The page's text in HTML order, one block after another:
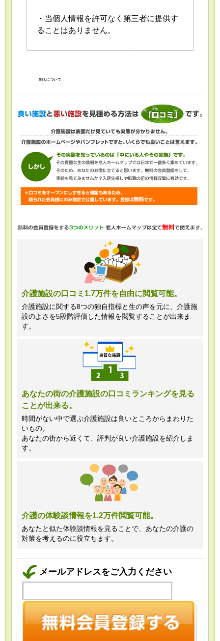
・当個人情報を許可なく第三者に提供す
ることはありません。
おける個人情報の安全管理が図られるよ
・当個人情報の利用目的の通知、開示、
内容の訂正・追加または削除、利用の停
止・消去および第三者への提供の停止
（「開示等」といいます。）を受け付け
ております。開示等の求めは、以下の
「個人情報苦情及び相談窓口」で受け付
けます。
最適なご回答ができない場合がありま
・当ホームページではご利用状況の統計
調査のためクッキー等を用いております
が、これによる個人情報の取得、利用は
行っておりません。
株式会社クリエイターズネクスト個人情
報保護管理者 窪田望
TEL:0120-21-7070
（受付時間 10時～19時 土日祝日除
く・営業のお電話はお断りいたします）
SSLについて
介護施設の口コミ1.7万件を自由に閲覧可能。
介護施設に関する8つの独自指標と生の声を元に、介護施
設のよさを5段階評価した情報を閲覧することが出来ま
す。
あなたの街の介護施設の口コミランキングを見る
ことが出来る。
時間がない中で選ぶ介護施設は良いところからまわりた
いもの。
あなたの街から近くて、評判が良い介護施設を紹介しま
す。
介護の体験談情報を1.2万件閲覧可能。
あなたと似た体験談情報を見ることで、あなたの介護の
対策を考えるのに役立ちます。
メールアドレスをご入力ください